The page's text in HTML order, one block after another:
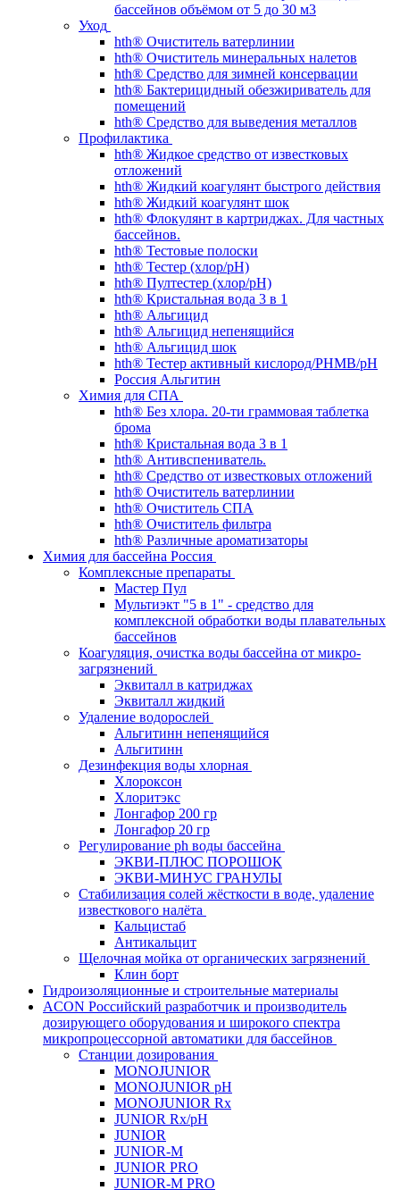
бассейнов объёмом от 5 до 30 м3
Уход
hth® Очиститель ватерлинии
hth® Очиститель минеральных налетов
hth® Средство для зимней консервации
hth® Бактерицидный обезжириватель для
помещений
hth® Средство для выведения металлов
Профилактика
hth® Жидкое средство от известковых
отложений
hth® Жидкий коагулянт быстрого действия
hth® Жидкий коагулянт шок
hth® Флокулянт в картриджах. Для частных
бассейнов.
hth® Тестовые полоски
hth® Тестер (хлор/pH)
hth® Пултестер (хлор/pH)
hth® Кристальная вода 3 в 1
hth® Альгицид
hth® Альгицид непенящийся
hth® Альгицид шок
hth® Тестер активный кислород/PHMB/pH
Россия Альгитин
Химия для СПА
hth® Без хлора. 20-ти граммовая таблетка
брома
hth® Кристальная вода 3 в 1
hth® Антивспениватель.
hth® Средство от известковых отложений
hth® Очиститель ватерлинии
hth® Очиститель СПА
hth® Очиститель фильтра
hth® Различные ароматизаторы
Химия для бассейна Россия
Комплексные препараты
Мастер Пул
Мультиэкт "5 в 1" - средство для
комплексной обработки воды плавательных
бассейнов
Коагуляция, очистка воды бассейна от микро-
загрязнений
Эквиталл в катриджах
Эквиталл жидкий
Удаление водорослей
Альгитинн непенящийся
Альгитинн
Дезинфекция воды хлорная
Хлороксон
Хлоритэкс
Лонгафор 200 гр
Лонгафор 20 гр
Регулирование ph воды бассейна
ЭКВИ-ПЛЮС ПОРОШОК
ЭКВИ-МИНУС ГРАНУЛЫ
Стабилизация солей жёсткости в воде, удаление
известкового налёта
Кальцистаб
Антикальцит
Щелочная мойка от органических загрязнений
Клин борт
Гидроизоляционные и строительные материалы
ACON Российский разработчик и производитель
дозирующего оборудования и широкого спектра
микропроцессорной автоматики для бассейнов
Станции дозирования
MONOJUNIOR
MONOJUNIOR pH
MONOJUNIOR Rx
JUNIOR Rx/pH
JUNIOR
JUNIOR-M
JUNIOR PRO
JUNIOR-M PRO